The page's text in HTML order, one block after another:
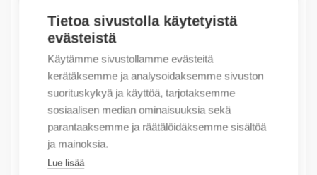
Tietoa sivustolla käytetyistä
evästeistä
Käytämme sivustollamme evästeitä
kerätäksemme ja analysoidaksemme sivuston
suorituskykyä ja käyttöä, tarjotaksemme
sosiaalisen median ominaisuuksia sekä
parantaaksemme ja räätälöidäksemme sisältöä
ja mainoksia.
Lue lisää
Tuotekoodit
Tilauskoodi: BH066I15054002S
Product order number: BH066I15054002S
Valmistajan tuotenumero: 256457
Sähkönumero: 6713011
Tuotteen tullikoodi: 85043129
EAN: 6901800746546